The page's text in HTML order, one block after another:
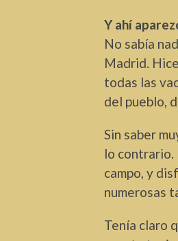
Y ahí
No sabía
Madrid.
todas las
del pueblo,
Sin saber
lo contrario.
campo, y
numerosas
Tenía claro